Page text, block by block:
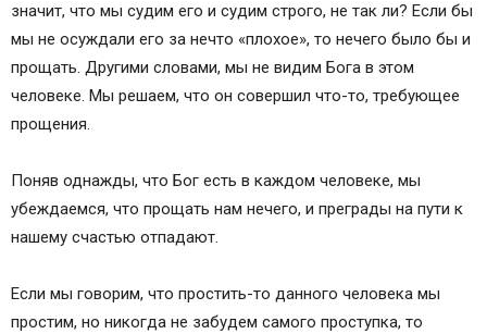
значит, что мы судим его и судим строго, не так ли? Если бы
мы не осуждали его за нечто «плохое», то нечего было бы и
прощать. Другими словами, мы не видим Бога в этом
человеке. Мы решаем, что он совершил что-то, требующее
прощения.
Поняв однажды, что Бог есть в каждом человеке, мы
убеждаемся, что прощать нам нечего, и преграды на пути к
нашему счастью отпадают.
Если мы говорим, что простить-то данного человека мы
простим, но никогда не забудем самого проступка, то